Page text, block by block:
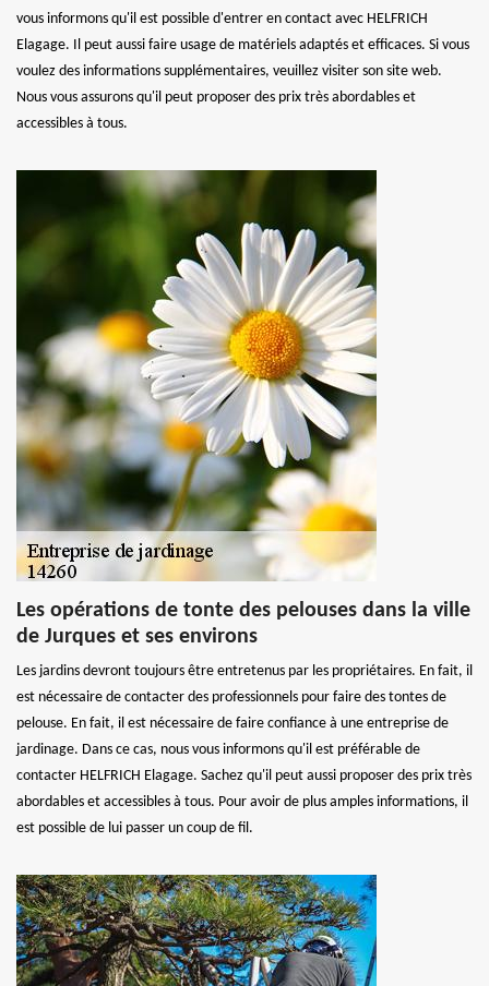
vous informons qu'il est possible d'entrer en contact avec HELFRICH
Elagage. Il peut aussi faire usage de matériels adaptés et efficaces. Si vous
voulez des informations supplémentaires, veuillez visiter son site web.
Nous vous assurons qu'il peut proposer des prix très abordables et
accessibles à tous.
Les opérations de tonte des pelouses dans la ville
de Jurques et ses environs
Les jardins devront toujours être entretenus par les propriétaires. En fait, il
est nécessaire de contacter des professionnels pour faire des tontes de
pelouse. En fait, il est nécessaire de faire confiance à une entreprise de
jardinage. Dans ce cas, nous vous informons qu'il est préférable de
contacter HELFRICH Elagage. Sachez qu'il peut aussi proposer des prix très
abordables et accessibles à tous. Pour avoir de plus amples informations, il
est possible de lui passer un coup de fil.